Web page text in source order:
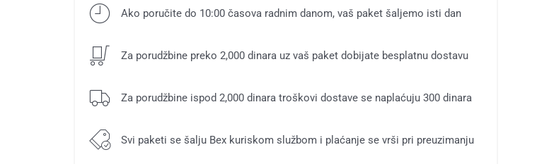
količinaAko poručite do 10:00 časova radnim danom, vaš paket šaljemo isti dan
Za porudžbine preko 2,000 dinara uz vaš paket dobijate besplatnu dostavu
Za porudžbine ispod 2,000 dinara troškovi dostave se naplaćuju 300 dinara
Svi paketi se šalju Bex kuriskom službom i plaćanje se vrši pri preuzimanju